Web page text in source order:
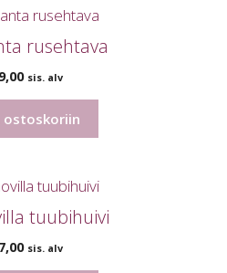
rusehtava
sis. alv
ostoskoriin
tuubihuivi
sis. alv